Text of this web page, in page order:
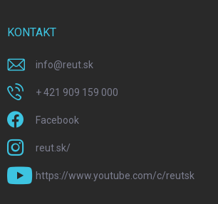
KONTAKT
info@reut.sk
+ 421 909 159 000
Facebook
reut.sk/
https://www.youtube.com/c/reutsk